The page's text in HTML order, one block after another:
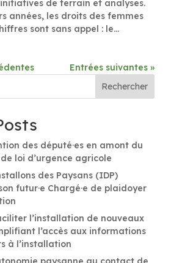
de terrain et analyses.
années, les droits des femmes
sont sans appel : le...
Entrées suivantes »
Rechercher
des député·es en amont du
loi d’urgence agricole
des Paysans (IDP)
futur·e Chargé·e de plaidoyer
l’installation de nouveaux
l’accès aux informations
à l’installation